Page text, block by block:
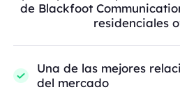
de Blackfoot
residenciales
Una de las mejores
del mercado